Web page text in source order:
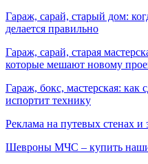
Гараж, сарай, старый дом:
делается правильно
Гараж, сарай, старая
которые мешают новому
Гараж, бокс, мастерская: как
испортит технику
Реклама на путевых стенах и
Шевроны МЧС – купить